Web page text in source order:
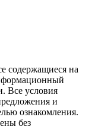
содержащиеся на
Все условия
и
ознакомления.
без